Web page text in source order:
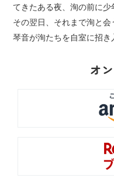
てきたある夜、洵の前に少
その翌日、それまで洵と
琴音が洵たちを自室に招き
オ